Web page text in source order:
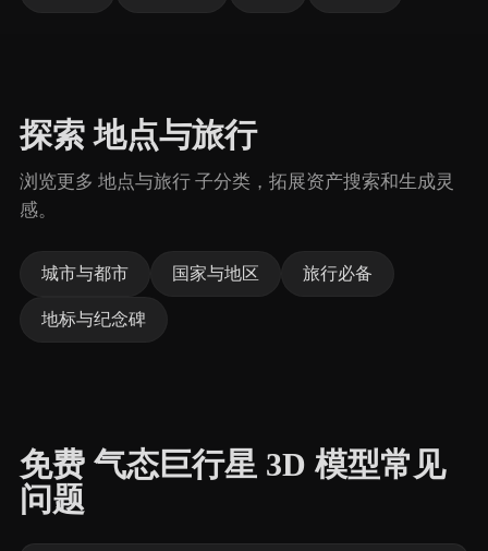
探索 地点与旅行
浏览更多 地点与旅行 子分类，拓展资产搜索和生成灵
感。
城市与都市 国家与地区 旅行必备
地标与纪念碑
免费 气态巨行星 3D 模型常见
问题